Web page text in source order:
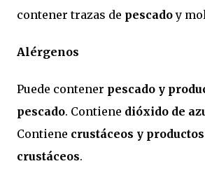
contener trazas de pescadoy
Alérgenos
Puede contener pescado y
pescado. Contiene dióxido de
Contiene crustáceos y productos
crustáceos.